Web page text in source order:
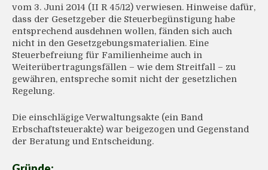
vom 3. Juni 2014 (II R 45/12) verwiesen. Hinweise dafür,
dass der Gesetzgeber die Steuerbegünstigung habe
entsprechend ausdehnen wollen, fänden sich auch
nicht in den Gesetzgebungsmaterialien. Eine
Steuerbefreiung für Familienheime auch in
Weiterübertragungsfällen – wie dem Streitfall – zu
gewähren, entspreche somit nicht der gesetzlichen
Regelung.
Die einschlägige Verwaltungsakte (ein Band
Erbschaftsteuerakte) war beigezogen und Gegenstand
der Beratung und Entscheidung.